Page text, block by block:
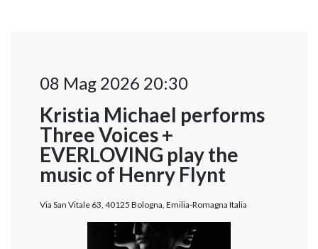
08 Mag 2026 20:30
Kristia Michael performs
Three Voices +
EVERLOVING play the
music of Henry Flynt
Via San Vitale 63, 40125 Bologna, Emilia-Romagna Italia